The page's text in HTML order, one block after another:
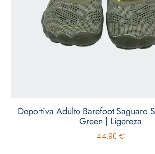
Deportiva Adulto Barefoot Saguaro
Green | Ligereza
44,90 €